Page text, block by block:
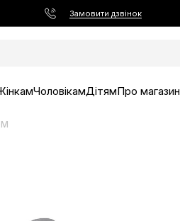
Замовити дзвінок
ЧоловікамДітямПро магазин